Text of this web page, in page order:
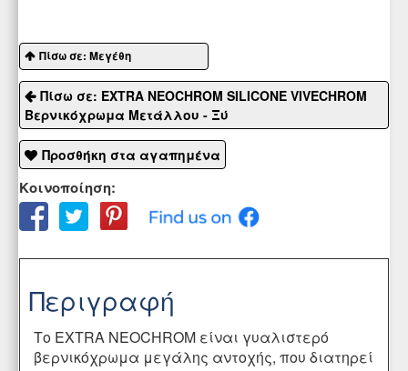
Πίσω σε: Μεγέθη
Πίσω σε: EXTRA NEOCHROM SILICONE VIVECHROM
Βερνικόχρωμα Μετάλλου - Ξύ
Προσθήκη στα αγαπημένα
Κοινοποίηση:
Περιγραφή
Το EXTRA NEOCHROM είναι γυαλιστερό
βερνικόχρωμα μεγάλης αντοχής, που διατηρεί